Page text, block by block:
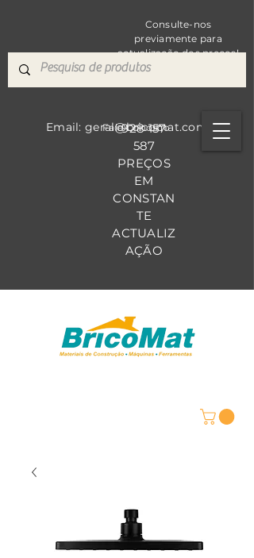
Consulte-nos
previamente para
actualização dos preços!
928 157
587
PREÇOS
EM
CONSTAN
TE
ACTUALIZ
AÇÃO
Fale Conosco
Email: geral@bricomat.com